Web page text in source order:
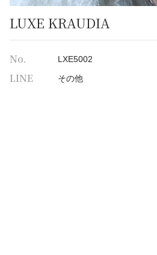
LUXE KRAUDIA
No. LXE5002
LINE その他